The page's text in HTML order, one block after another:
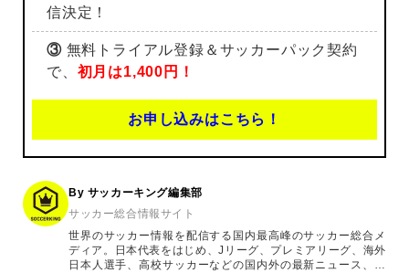
信決定！
③無料トライアル登録＆サッカーパック契約
で、 初月は1,400円！
お申し込みはこちら！
By サッカーキング編集部
サッカー総合情報サイト
世界のサッカー情報を配信する国内最高峰のサッカー総合メ
ディア。日本代表をはじめ、Jリーグ、プレミアリーグ、海外
日本人選手、高校サッカーなどの国内外の最新ニュース、コ